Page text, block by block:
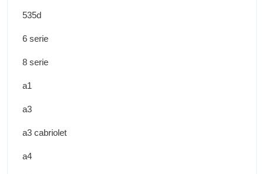
535d
6 serie
8 serie
a1
a3
a3 cabriolet
a4